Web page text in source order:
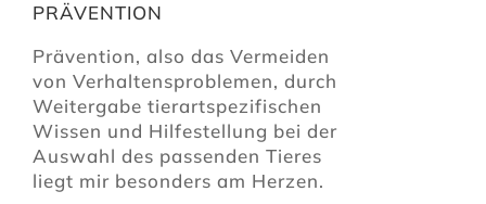
PRÄVENTION
Prävention, also das Vermeiden
von Verhaltensproblemen, durch
Weitergabe tierartspezifischen
Wissen und Hilfestellung bei der
Auswahl des passenden Tieres
liegt mir besonders am Herzen.